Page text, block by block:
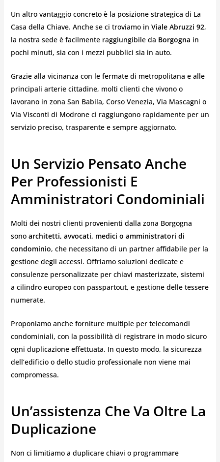
Un altro vantaggio concreto è la posizione strategica di La
Casa della Chiave. Anche se ci troviamo in Viale Abruzzi 92,
la nostra sede è facilmente raggiungibile da Borgogna in
pochi minuti, sia con i mezzi pubblici sia in auto.
Grazie alla vicinanza con le fermate di metropolitana e alle
principali arterie cittadine, molti clienti che vivono o
lavorano in zona San Babila, Corso Venezia, Via Mascagni o
Via Visconti di Modrone ci raggiungono rapidamente per un
servizio preciso, trasparente e sempre aggiornato.
Un Servizio Pensato Anche
Per Professionisti E
Amministratori Condominiali
Molti dei nostri clienti provenienti dalla zona Borgogna
sono architetti, avvocati, medici o amministratori di
condominio, che necessitano di un partner affidabile per la
gestione degli accessi. Offriamo soluzioni dedicate e
consulenze personalizzate per chiavi masterizzate, sistemi
a cilindro europeo con passpartout, e gestione delle tessere
numerate.
Proponiamo anche forniture multiple per telecomandi
condominiali, con la possibilità di registrare in modo sicuro
ogni duplicazione effettuata. In questo modo, la sicurezza
dell’edificio o dello studio professionale non viene mai
compromessa.
Un’assistenza Che Va Oltre La
Duplicazione
Non ci limitiamo a duplicare chiavi o programmare